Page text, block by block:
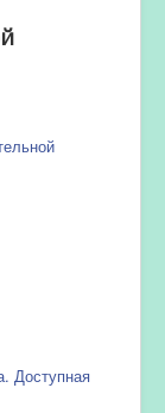
Доступная